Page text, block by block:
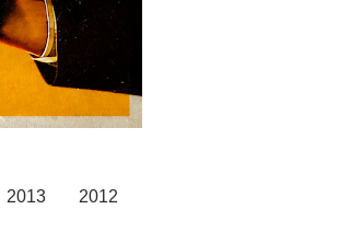
2013 2012